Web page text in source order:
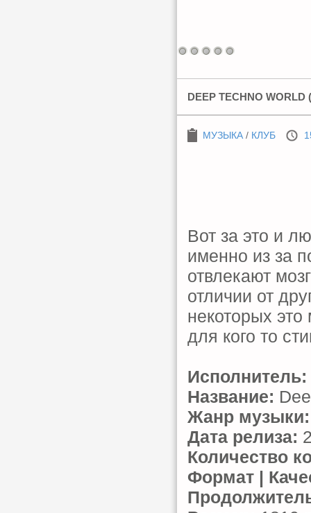
DEEP TECHNO WORLD
МУЗЫКА / КЛУБ
Вот за это и
именно из за
отвлекают
отличии от
некоторых
для кого то
Исполнитель:
Название:
Жанр музыки:
Дата релиза:
Количество
Формат |